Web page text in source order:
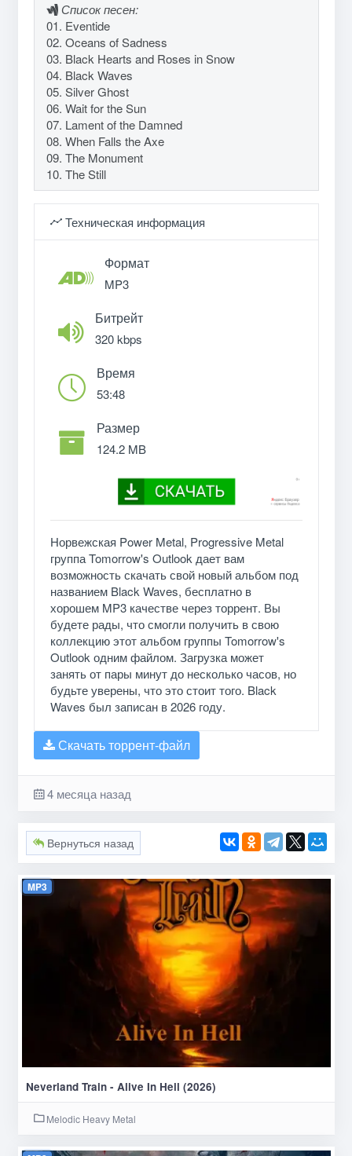
Список песен:
01. Eventide
02. Oceans of Sadness
03. Black Hearts and Roses in Snow
04. Black Waves
05. Silver Ghost
06. Wait for the Sun
07. Lament of the Damned
08. When Falls the Axe
09. The Monument
10. The Still
Техническая информация
Формат
MP3
Битрейт
320 kbps
Время
53:48
Размер
124.2 MB
Норвежская Power Metal, Progressive Metal
группа Tomorrow's Outlook дает вам
возможность скачать свой новый альбом под
названием Black Waves, бесплатно в
хорошем MP3 качестве через торрент. Вы
будете рады, что смогли получить в свою
коллекцию этот альбом группы Tomorrow's
Outlook одним файлом. Загрузка может
занять от пары минут до несколько часов, но
будьте уверены, что это стоит того. Black
Waves был записан в 2026 году.
Скачать торрент-файл
4 месяца назад
Вернуться назад
MP3
Neverland Train - Alive In Hell (2026)
Melodic Heavy Metal